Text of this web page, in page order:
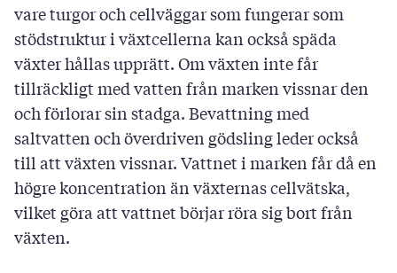
vare turgor och cellväggar som fungerar som
stödstruktur i växtcellerna kan också späda
växter hållas upprätt. Om växten inte får
tillräckligt med vatten från marken vissnar den
och förlorar sin stadga. Bevattning med
saltvatten och överdriven gödsling leder också
till att växten vissnar. Vattnet i marken får då en
högre koncentration än växternas cellvätska,
vilket göra att vattnet börjar röra sig bort från
växten.